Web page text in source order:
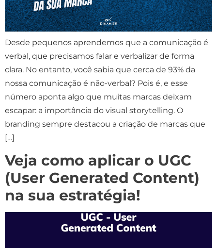
Desde pequenos aprendemos que a comunicação é
verbal, que precisamos falar e verbalizar de forma
clara. No entanto, você sabia que cerca de 93% da
nossa comunicação é não-verbal? Pois é, e esse
número aponta algo que muitas marcas deixam
escapar: a importância do visual storytelling. O
branding sempre destacou a criação de marcas que
[…]
Veja como aplicar o UGC
(User Generated Content)
na sua estratégia!